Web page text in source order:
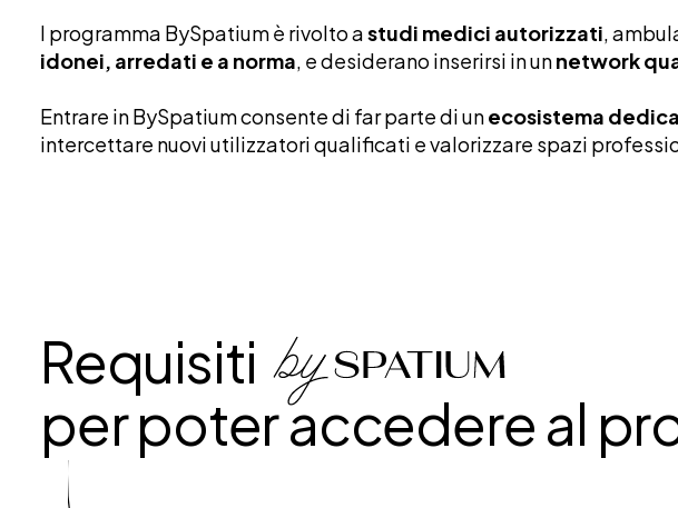
l programma BySpatium è rivolto astudi medici autorizzati,
idonei, arredati e a norma, e desiderano inserirsi in unnetwork
Entrare in BySpatium consente di far parte di unecosistema
intercettare nuovi utilizzatori qualificati e valorizzare spazi
Requisiti
per poter accedere al